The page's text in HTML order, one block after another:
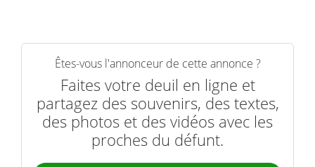
Êtes-vous l'annonceur de cette annonce ?
Faites votre deuil en ligne et
partagez des souvenirs, des textes,
des photos et des vidéos avec les
proches du défunt.